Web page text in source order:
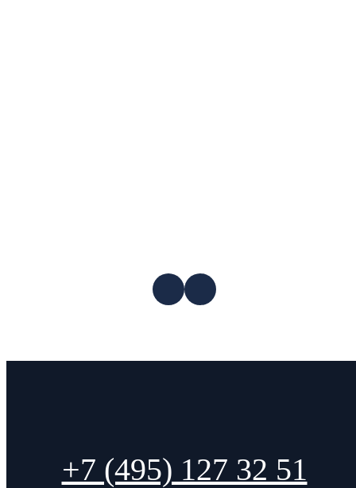
+7 (495) 127 32 51